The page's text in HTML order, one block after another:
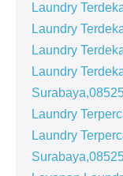
Laundry
Laundry
Laundry
Laundry
Laundry
Laundry